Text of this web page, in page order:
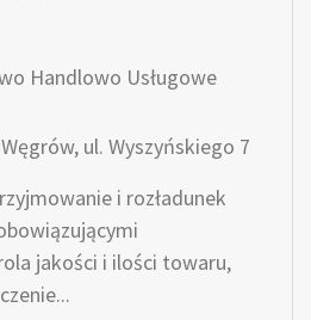
Handlowo Usługowe
ul. Wyszyńskiego 7
i rozładunek
jakości i ilości towaru,